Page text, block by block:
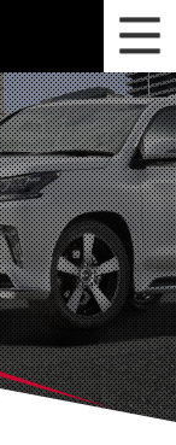
ニュース
ホイールラインナップ
関連製品
フォトギャラリー
カタログ請求
個人情報保護方針